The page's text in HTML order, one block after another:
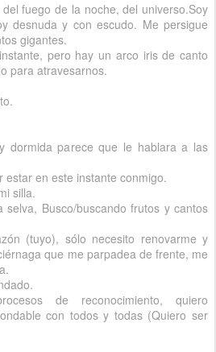
fuego de la noche, del universo.Soy
desnuda y con escudo. Me persigue
gigantes.
pero hay un arco iris de canto
para atravesarnos.
dormida parece que le hablara a las
estar en este instante conmigo.
silla.
Busco/buscando frutos y cantos
(tuyo), sólo necesito renovarme y
que me parpadea de frente, me
de reconocimiento, quiero
con todos y todas (Quiero ser